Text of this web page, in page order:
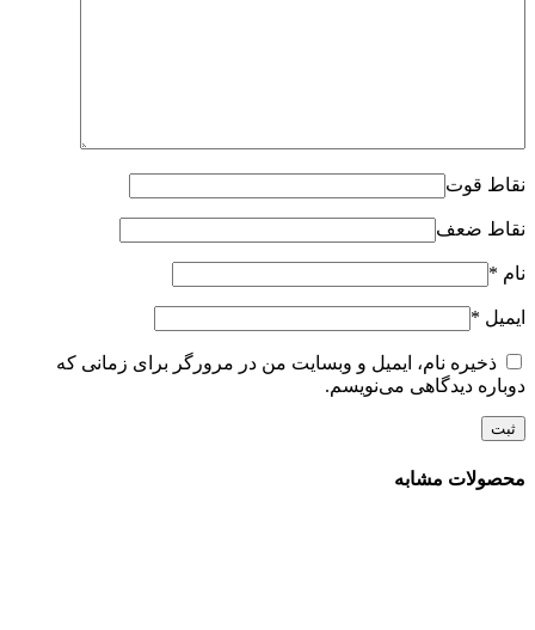
نقاط قوت
نقاط ضعف
نام *
ایمیل *
ذخیره نام، ایمیل و وبسایت من در مرورگر برای زمانی که
دوباره دیدگاهی می‌نویسم.
محصولات مشابه